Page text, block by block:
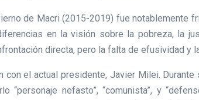
de Macri (2015-2019) fue notablemente
en la visión sobre la pobreza, la
directa, pero la falta de efusividad y
con el actual presidente, Javier Milei.
“personaje nefasto”, “comunista”, y